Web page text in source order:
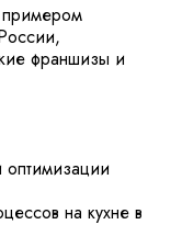
франшизы и
на кухне в